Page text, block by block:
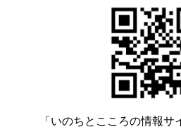
「いのちとこころの情報サ